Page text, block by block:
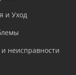
и Уход
неисправности